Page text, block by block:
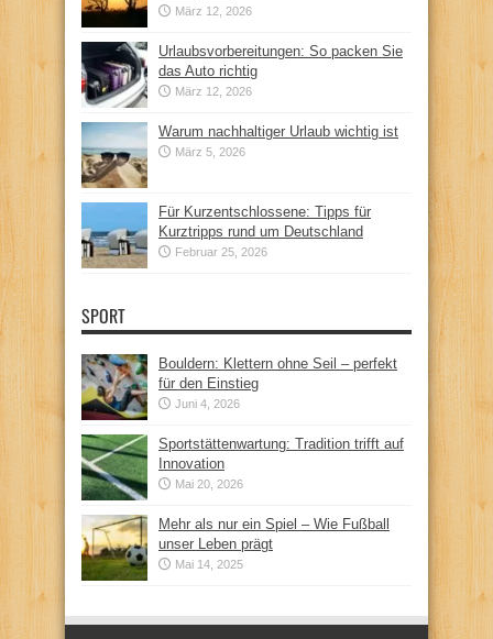
März 12, 2026
Urlaubsvorbereitungen: So packen Sie
das Auto richtig
März 12, 2026
Warum nachhaltiger Urlaub wichtig ist
März 5, 2026
Für Kurzentschlossene: Tipps für
Kurztripps rund um Deutschland
Februar 25, 2026
SPORT
Bouldern: Klettern ohne Seil – perfekt
für den Einstieg
Juni 4, 2026
Sportstättenwartung: Tradition trifft auf
Innovation
Mai 20, 2026
Mehr als nur ein Spiel – Wie Fußball
unser Leben prägt
Mai 14, 2025